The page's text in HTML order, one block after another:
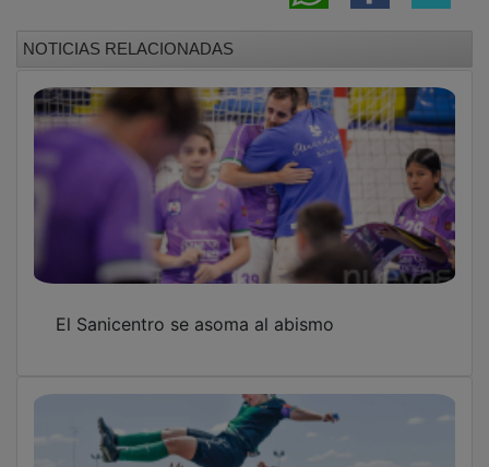
NOTICIAS RELACIONADAS
El Sanicentro se asoma al abismo